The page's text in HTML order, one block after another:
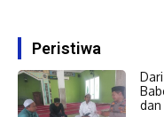
Peristiwa
dan